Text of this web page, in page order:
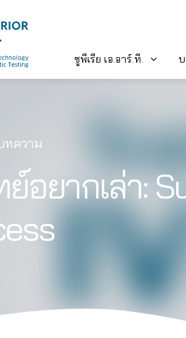
ซูพีเรีย เอ.อาร์.ที.
ทความ
อยากเล่า: